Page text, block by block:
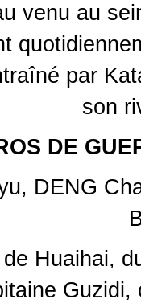
venu au
par
son
DE
DENG
Huaihai,